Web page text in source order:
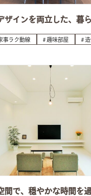
ザインを両立した、暮
事ラク動線 趣味部屋
間で、穏やかな時間を